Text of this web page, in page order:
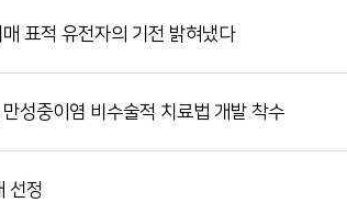
표적 유전자의 기전 밝혀냈다
성중이염 비수술적 치료법 개발 착수
선정